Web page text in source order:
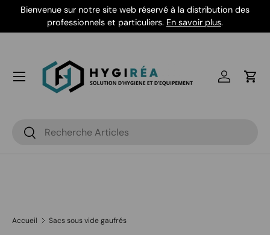
Aller au contenu
Bienvenue sur notre site web réservé à la distribution des
professionnels et particuliers. En savoir plus.
Recherche
Rechercher
Se
Accueil Sacs sous vide gaufrés